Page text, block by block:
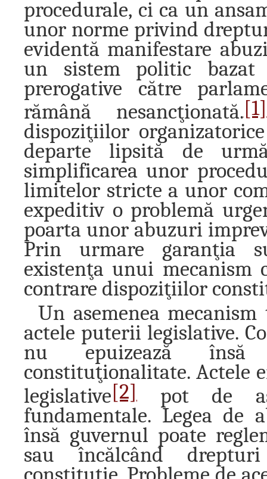
procedurale, ci ca un
unor norme privind
evidentă manifestare
un sistem politic
prerogative către
rămână nesancţionată.[1]
dispoziţiilor
departe lipsită de
simplificarea unor
limitelor stricte a unor
expeditiv o problemă
poarta unor abuzuri
Prin urmare garanţia
existenţa unui mecanism
contrare dispoziţiilor
Un asemenea
actele puterii legislative.
nu epuizează însă
constituţionalitate. Actele
legislative[2] pot de
fundamentale. Legea de
însă guvernul poate
sau încălcând